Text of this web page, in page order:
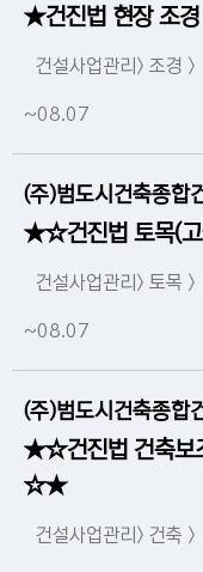
★건진법 현장 조
건설사업관리> 조경 >
~08.07
(주)범도시건축종합
★☆건진법 토목(
건설사업관리> 토목 >
~08.07
(주)범도시건축종합
★☆건진법 건축보
☆★
건설사업관리> 건축 >